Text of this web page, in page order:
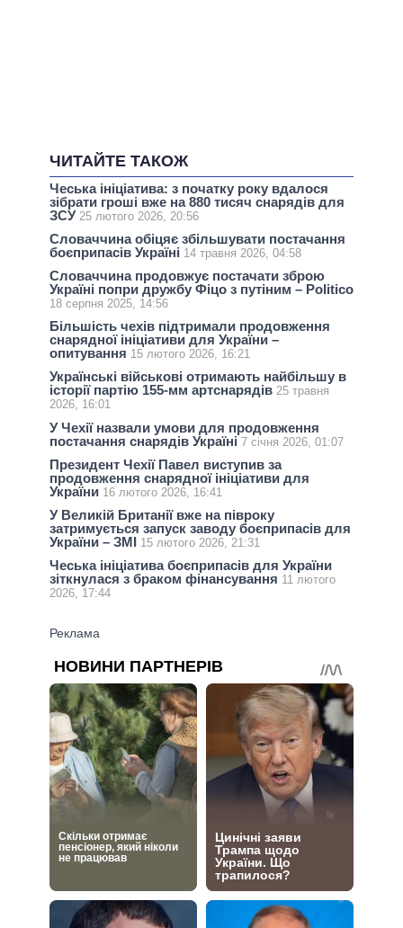
ЧИТАЙТЕ ТАКОЖ
Чеська ініціатива: з початку року вдалося
зібрати гроші вже на 880 тисяч снарядів для
ЗСУ 25 лютого 2026, 20:56
Словаччина обіцяє збільшувати постачання
боєприпасів Україні 14 травня 2026, 04:58
Словаччина продовжує постачати зброю
Україні попри дружбу Фіцо з путіним – Politico
18 серпня 2025, 14:56
Більшість чехів підтримали продовження
снарядної ініціативи для України –
опитування 15 лютого 2026, 16:21
Українські військові отримають найбільшу в
історії партію 155-мм артснарядів 25 травня
2026, 16:01
У Чехії назвали умови для продовження
постачання снарядів Україні 7 січня 2026, 01:07
Президент Чехії Павел виступив за
продовження снарядної ініціативи для
України 16 лютого 2026, 16:41
У Великій Британії вже на півроку
затримується запуск заводу боєприпасів для
України – ЗМІ 15 лютого 2026, 21:31
Чеська ініціатива боєприпасів для України
зіткнулася з браком фінансування 11 лютого
2026, 17:44